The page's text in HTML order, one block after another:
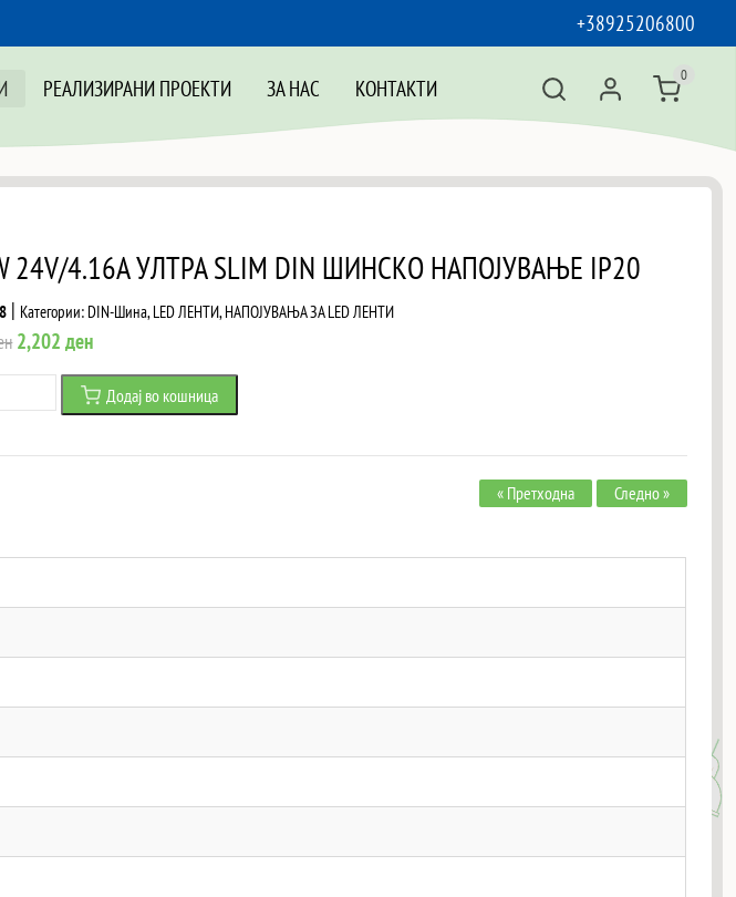
+38925206800
РЕАЛИЗИРАНИ ПРОЕКТИ ЗА НАС КОНТАКТИ 0
24V/4.16A УЛТРА SLIM DIN ШИНСКО НАПОЈУВАЊЕ IP20
| Категории: DIN-Шина,LED ЛЕНТИ,НАПОЈУВАЊА ЗА LED ЛЕНТИ
Original
price
2,202денCurrent
price
is:Додај во кошница
« Претходна Следно »